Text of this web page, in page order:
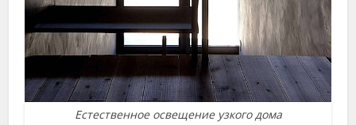
Естественное освещение узкого дома